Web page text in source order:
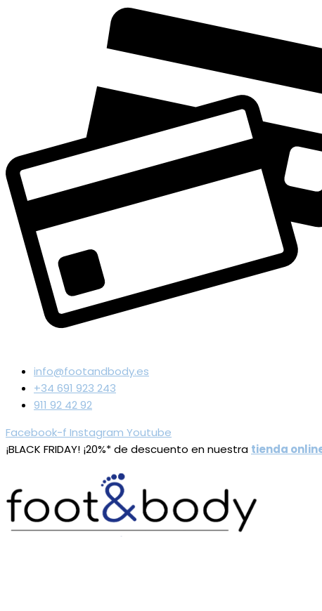
info@footandbody.es
+34 691 923 243
911 92 42 92
Facebook-f Instagram Youtube
¡BLACK FRIDAY! ¡20%* de descuento en nuestra tienda